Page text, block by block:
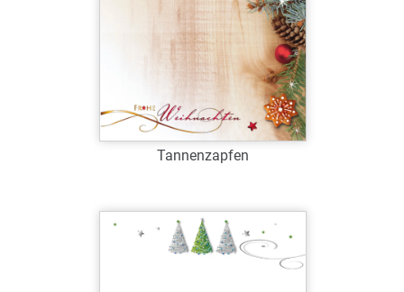
Tannenzapfen
Art.-Nr.: W39068
Verfügbar